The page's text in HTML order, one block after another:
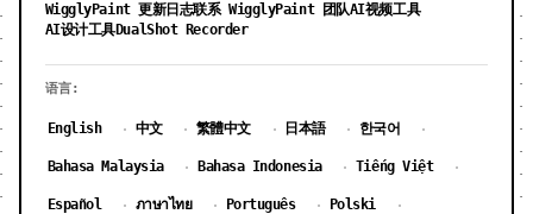
WigglyPaint 更新日志联系 WigglyPaint 团队AI视频工具
AI设计工具DualShot Recorder
语言:
English · 中文 · 繁體中文 · 日本語 · 한국어 ·
Bahasa Malaysia · Bahasa Indonesia · Tiếng Việt ·
Español · ภาษาไทย · Português · Polski ·